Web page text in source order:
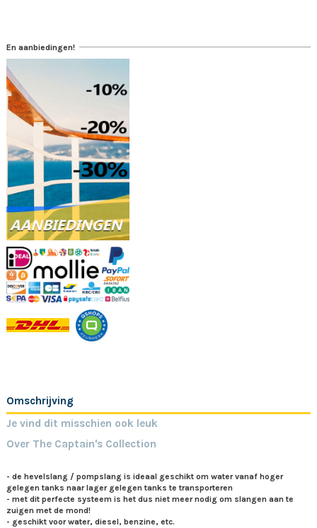
En aanbiedingen!
Omschrijving
Je vind dit misschien ook leuk
Over The Captain's Collection
- de hevelslang / pompslang is ideaal geschikt om water vanaf hoger
gelegen tanks naar lager gelegen tanks te transporteren
- met dit perfecte systeem is het dus niet meer nodig om slangen aan te
zuigen met de mond!
- geschikt voor water, diesel, benzine, etc.